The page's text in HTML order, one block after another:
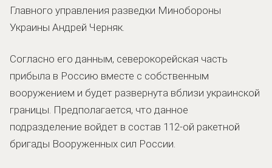
Главного управления разведки Минобороны
Украины Андрей Черняк.
Согласно его данным, северокорейская часть
прибыла в Россию вместе с собственным
вооружением и будет развернута вблизи украинской
границы. Предполагается, что данное
подразделение войдет в состав 112-ой ракетной
бригады Вооруженных сил России.